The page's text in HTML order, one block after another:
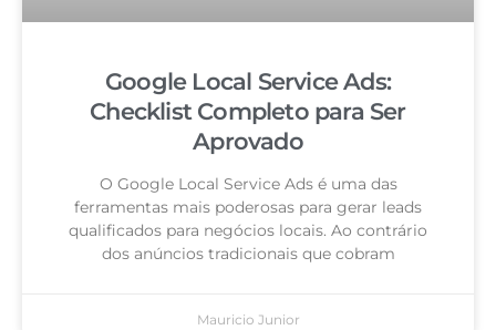
Google Local Service Ads:
Checklist Completo para Ser
Aprovado
O Google Local Service Ads é uma das
ferramentas mais poderosas para gerar leads
qualificados para negócios locais. Ao contrário
dos anúncios tradicionais que cobram
Mauricio Junior